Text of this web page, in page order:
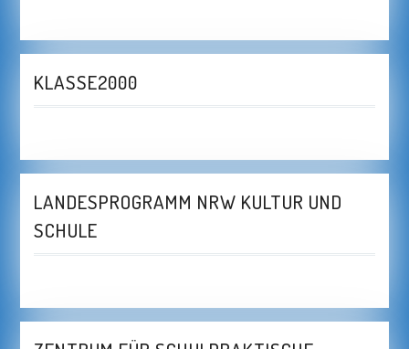
KLASSE2000
LANDESPROGRAMM NRW KULTUR UND
SCHULE